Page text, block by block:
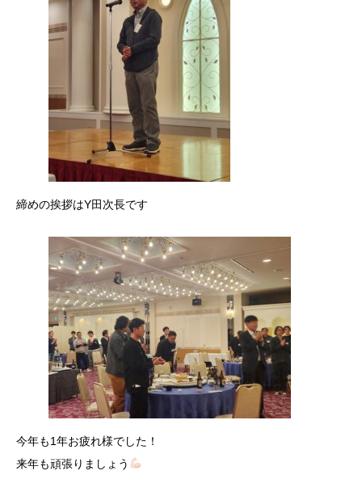
締めの挨拶はY田次長です
今年も1年お疲れ様でした！
来年も頑張りましょう